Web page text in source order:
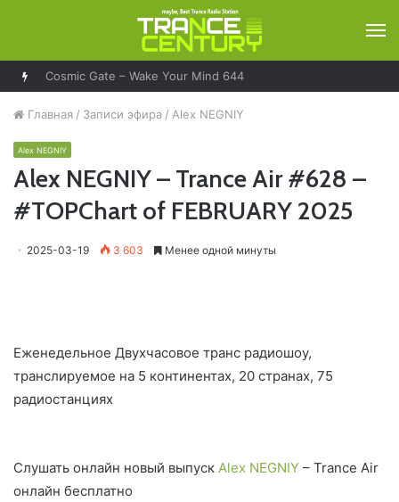
Cosmic Gate – Wake Your Mind 644
Главная / Записи эфира / Alex NEGNIY
Alex NEGNIY
Alex NEGNIY – Trance Air #628 –
#TOPChart of FEBRUARY 2025
2025-03-19 3 603 Менее одной минуты
Еженедельное Двухчасовое транс радиошоу,
транслируемое на 5 континентах, 20 странах, 75
радиостанциях
Слушать онлайн новый выпуск Alex NEGNIY – Trance Air
онлайн бесплатно